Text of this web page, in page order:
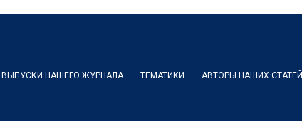
ВЫПУСКИ НАШЕГО ЖУРНАЛА ТЕМАТИКИ АВТОРЫ НАШИХ СТАТЕЙ